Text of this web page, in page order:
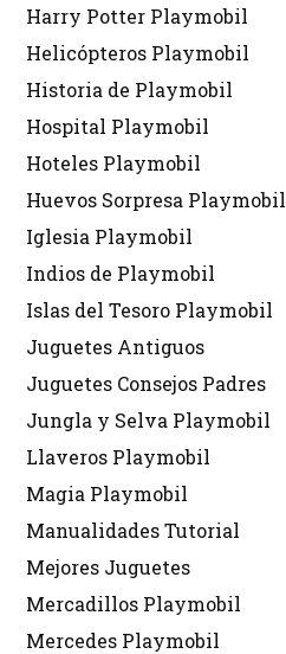
Harry Potter Playmobil
Helicópteros Playmobil
Historia de Playmobil
Hospital Playmobil
Hoteles Playmobil
Huevos Sorpresa Playmobil
Iglesia Playmobil
Indios de Playmobil
Islas del Tesoro Playmobil
Juguetes Antiguos
Juguetes Consejos Padres
Jungla y Selva Playmobil
Llaveros Playmobil
Magia Playmobil
Manualidades Tutorial
Mejores Juguetes
Mercadillos Playmobil
Mercedes Playmobil